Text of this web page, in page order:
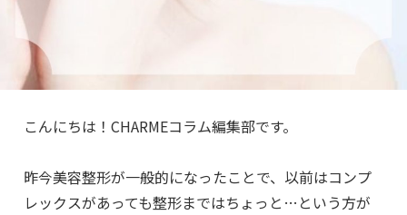
こんにちは！CHARMEコラム編集部です。
昨今美容整形が一般的になったことで、以前はコンプ
レックスがあっても整形まではちょっと…という方が